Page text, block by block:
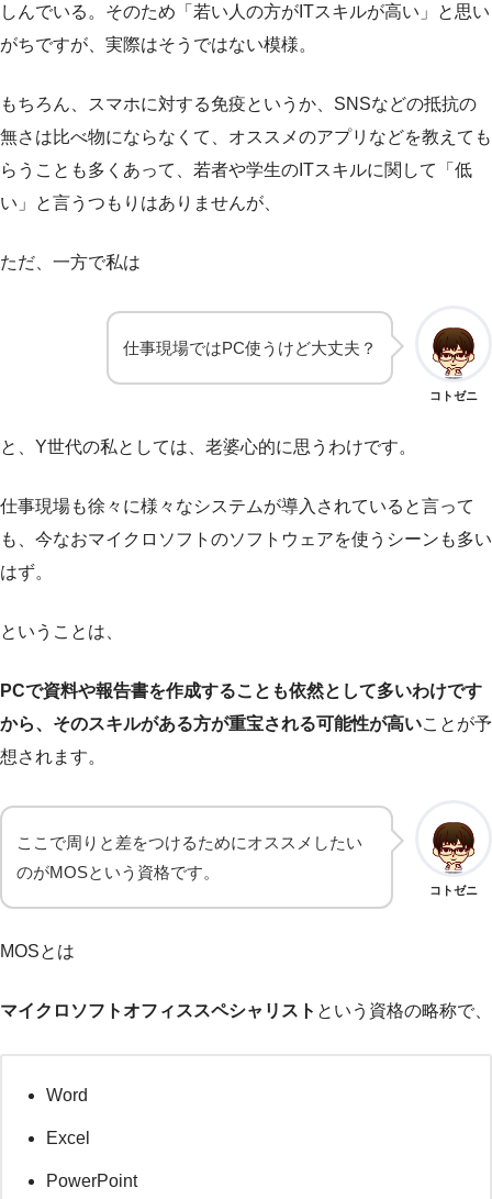
しんでいる。そのため「若い人の方がITスキルが高い」と思い
がちですが、実際はそうではない模様。
もちろん、スマホに対する免疫というか、SNSなどの抵抗の
無さは比べ物にならなくて、オススメのアプリなどを教えても
らうことも多くあって、若者や学生のITスキルに関して「低
い」と言うつもりはありませんが、
ただ、一方で私は
コトゼニ
仕事現場ではPC使うけど大丈夫？
と、Y世代の私としては、老婆心的に思うわけです。
仕事現場も徐々に様々なシステムが導入されていると言って
も、今なおマイクロソフトのソフトウェアを使うシーンも多い
はず。
ということは、
PCで資料や報告書を作成することも依然として多いわけです
から、そのスキルがある方が重宝される可能性が高いことが予
想されます。
コトゼニ
ここで周りと差をつけるためにオススメしたい
のがMOSという資格です。
MOSとは
マイクロソフトオフィススペシャリスト という資格の略称で、
Word
Excel
PowerPoint